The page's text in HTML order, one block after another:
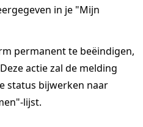
in je "Mijn
permanent te beëindigen,
actie zal de melding
status bijwerken naar
lijst.